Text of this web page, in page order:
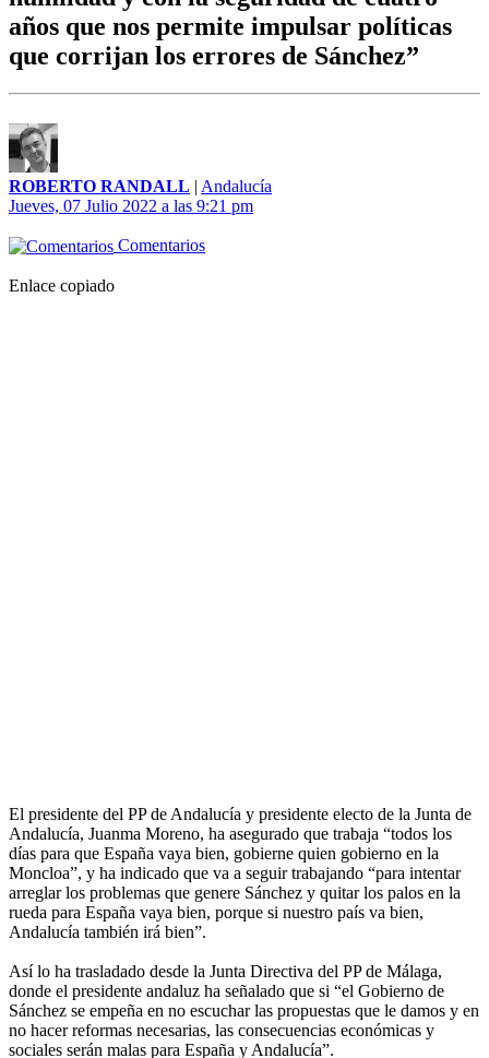
años que nos permite impulsar políticas
que corrijan los errores de Sánchez”
ROBERTO RANDALL | Andalucía
Jueves, 07 Julio 2022 a las 9:21 pm
Comentarios
Enlace copiado
El presidente del PP de Andalucía y presidente electo de la Junta de
Andalucía, Juanma Moreno, ha asegurado que trabaja “todos los
días para que España vaya bien, gobierne quien gobierno en la
Moncloa”, y ha indicado que va a seguir trabajando “para intentar
arreglar los problemas que genere Sánchez y quitar los palos en la
rueda para España vaya bien, porque si nuestro país va bien,
Andalucía también irá bien”.
Así lo ha trasladado desde la Junta Directiva del PP de Málaga,
donde el presidente andaluz ha señalado que si “el Gobierno de
Sánchez se empeña en no escuchar las propuestas que le damos y en
no hacer reformas necesarias, las consecuencias económicas y
sociales serán malas para España y Andalucía”.